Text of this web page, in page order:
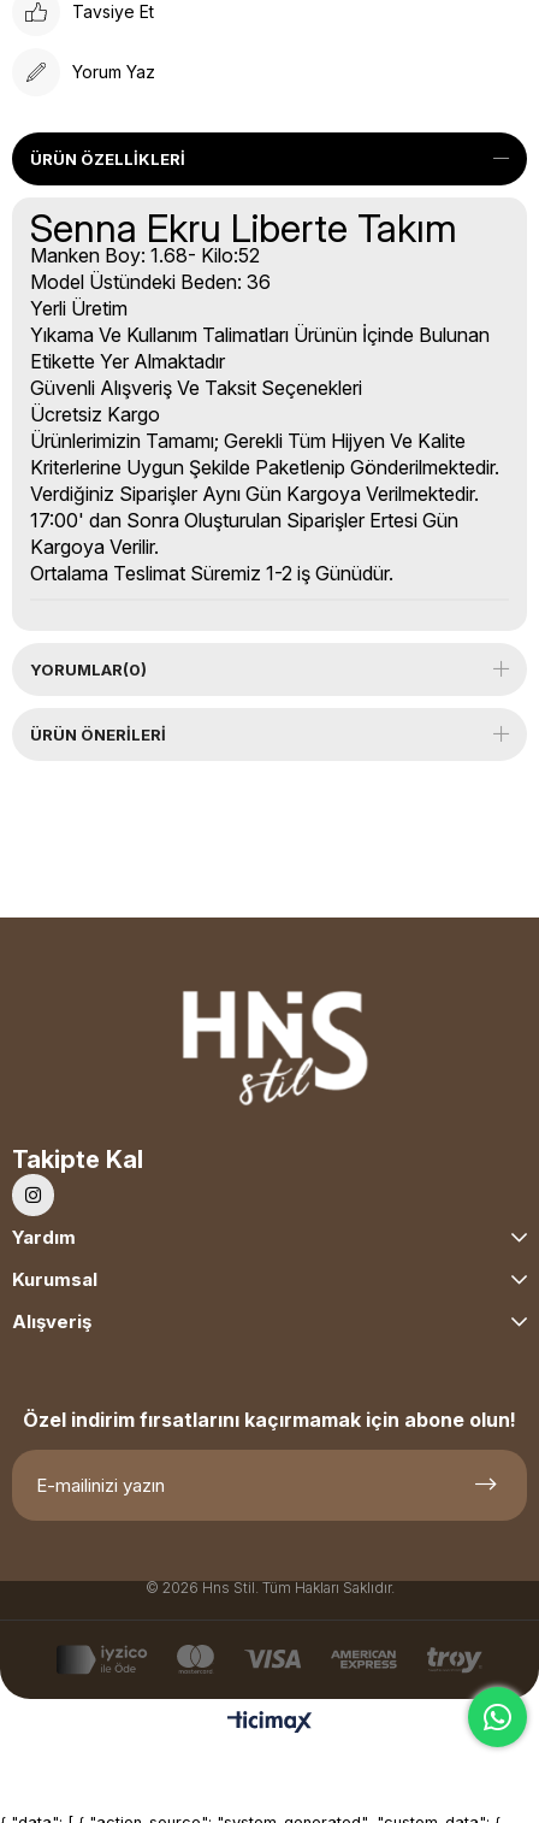
Tavsiye Et
Yorum Yaz
ÜRÜN ÖZELLIKLERI
Senna Ekru Liberte Takım
Manken Boy: 1.68- Kilo:52
Model Üstündeki Beden: 36
Yerli Üretim
Yıkama Ve Kullanım Talimatları Ürünün İçinde Bulunan
Etikette Yer Almaktadır
Güvenli Alışveriş Ve Taksit Seçenekleri
Ücretsiz Kargo
Ürünlerimizin Tamamı; Gerekli Tüm Hijyen Ve Kalite
Kriterlerine Uygun Şekilde Paketlenip Gönderilmektedir.
Verdiğiniz Siparişler Aynı Gün Kargoya Verilmektedir.
17:00' dan Sonra Oluşturulan Siparişler Ertesi Gün
Kargoya Verilir.
Ortalama Teslimat Süremiz 1-2 iş Günüdür.
YORUMLAR(0)
ÜRÜN ÖNERILERI
Takipte Kal
Yardım
Kurumsal
Alışveriş
Özel indirim fırsatlarını kaçırmamak için abone olun!
© 2026 Hns Stil. Tüm Hakları Saklıdır.